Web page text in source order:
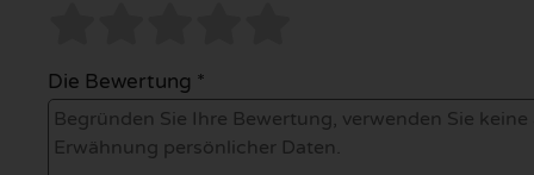
Die Bewertung *